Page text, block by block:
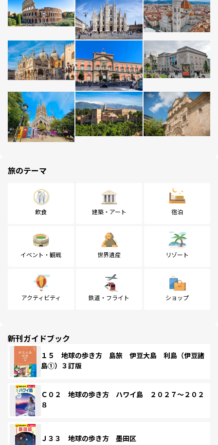
旅のテーマ
飲食 建築・アート 宿泊
イベント・観戦 世界遺産 リゾート
アクティビティ 鉄道・フライト ショップ
新刊ガイドブック
１５ 地球の歩き方 島旅 伊豆大島 利島（伊豆諸
島①）３訂版
Ｃ０２ 地球の歩き方 ハワイ島 ２０２７～２０２
８
Ｊ３３ 地球の歩き方 墨田区